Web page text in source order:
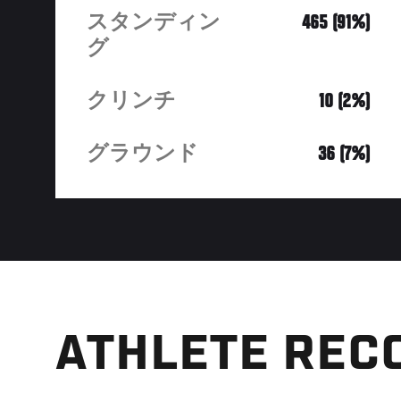
スタンディン
グ
465 (91%)
クリンチ 10 (2%)
グラウンド 36 (7%)
ATHLETE